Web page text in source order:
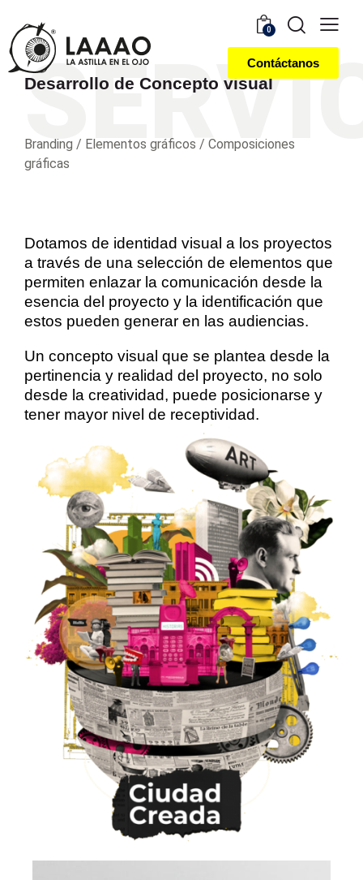
0
Contáctanos
Desarrollo de Concepto visual
Branding / Elementos gráficos / Composiciones
gráficas
Dotamos de identidad visual a los proyectos
a través de una selección de elementos que
permiten enlazar la comunicación desde la
esencia del proyecto y la identificación que
estos pueden generar en las audiencias.
Un concepto visual que se plantea desde la
pertinencia y realidad del proyecto, no solo
desde la creatividad, puede posicionarse y
tener mayor nivel de receptividad.